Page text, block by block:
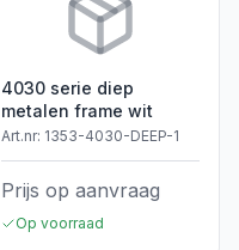
4030 serie diep
metalen frame wit
Art.nr: 1353-4030-DEEP-1
Prijs op aanvraag
Op voorraad